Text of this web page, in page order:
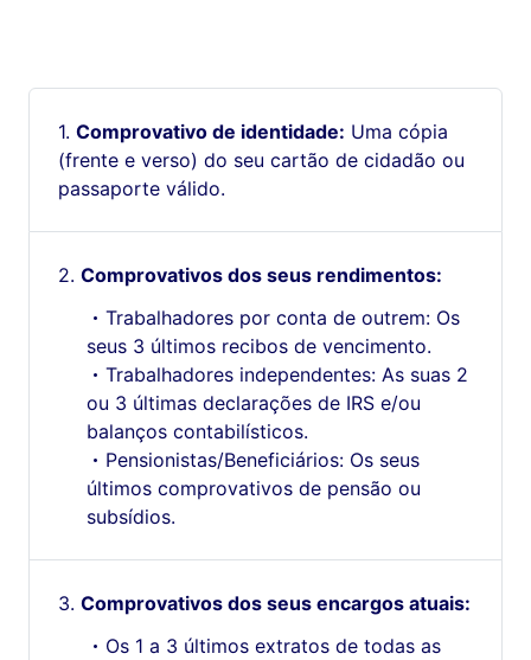
Comprovativo de identidade: Uma cópia
(frente e verso) do seu cartão de cidadão ou
passaporte válido.
Comprovativos dos seus rendimentos:
Trabalhadores por conta de outrem: Os
seus 3 últimos recibos de vencimento.
Trabalhadores independentes: As suas 2
ou 3 últimas declarações de IRS e/ou
balanços contabilísticos.
Pensionistas/Beneficiários: Os seus
últimos comprovativos de pensão ou
subsídios.
Comprovativos dos seus encargos atuais:
Os 1 a 3 últimos extratos de todas as